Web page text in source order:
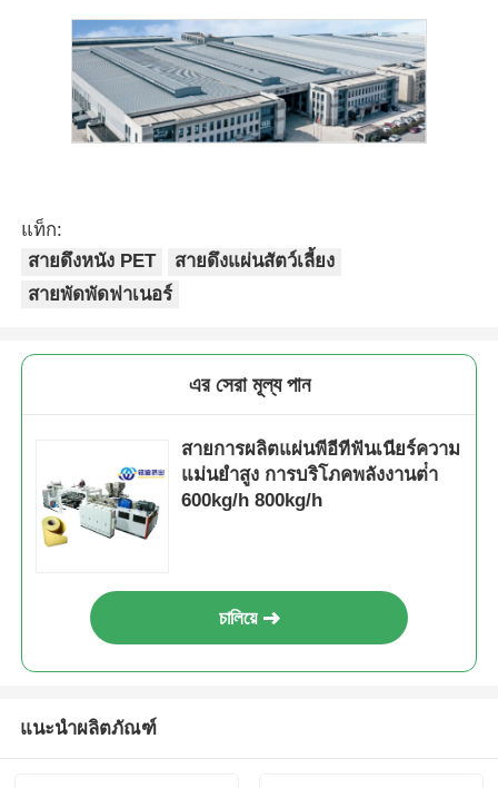
แท็ก:
สายดึงหนัง PET
สายดึงแผ่นสัตว์เลี้ยง
สายพัดพัดฟาเนอร์
এর সেরা মূল্য পান
สายการผลิตแผ่นพีอีทีฟันเนียร์ความ
แม่นยําสูง การบริโภคพลังงานต่ํา
600kg/h 800kg/h
চালিয়ে
แนะนำผลิตภัณฑ์